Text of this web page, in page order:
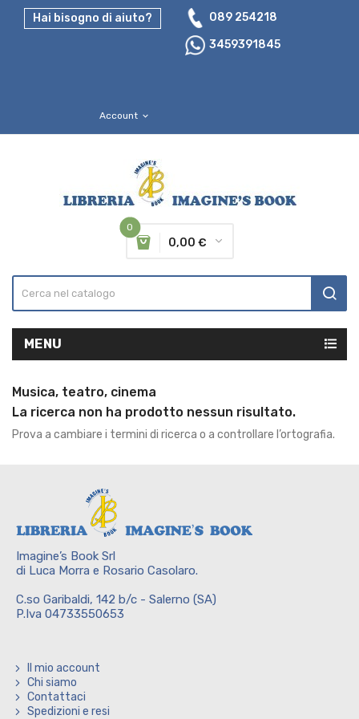
Hai bisogno di aiuto?
089 254218
3459391845
Account expand_more
0
0,00 €
MENU
Musica, teatro, cinema
La ricerca non ha prodotto nessun risultato.
Prova a cambiare i termini di ricerca o a controllare l’ortografia.
Imagine’s Book Srl
di Luca Morra e Rosario Casolaro.
C.so Garibaldi, 142 b/c - Salerno (SA)
P.Iva 04733550653
Il mio account
Chi siamo
Contattaci
Spedizioni e resi